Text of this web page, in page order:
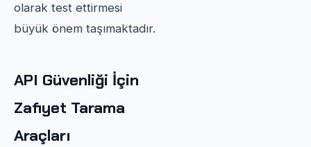
olarak test ettirmesi
büyük önem taşımaktadır.
API Güvenliği İçin
Zafiyet Tarama
Araçları